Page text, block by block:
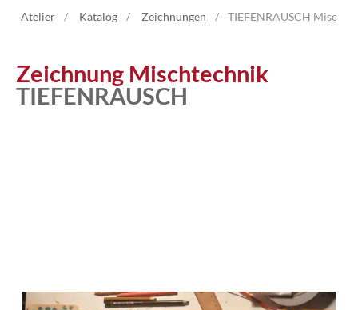
Atelier Katalog Zeichnungen TIEFENRAUSCH
Zeichnung Mischtechnik
TIEFENRAUSCH